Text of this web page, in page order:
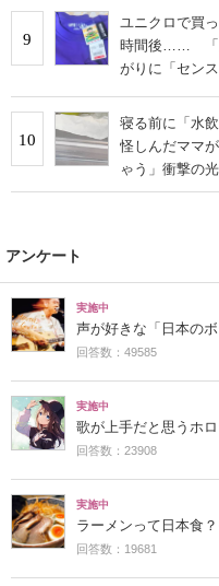
9
ユニクロで買
時間後…… 「
がりに「センス
10
寝る前に「水
怪しんだママ
ゃう」衝撃の
アンケート
実施中
声が好きな「日本の
回答数：49585
実施中
歌が上手だと思うホ
回答数：23908
実施中
ラーメンって日本食
回答数：19681